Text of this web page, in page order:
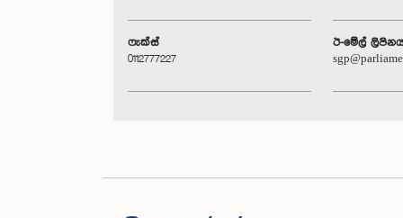
ෆැක්ස්
0112777227
ඊ-මේල්